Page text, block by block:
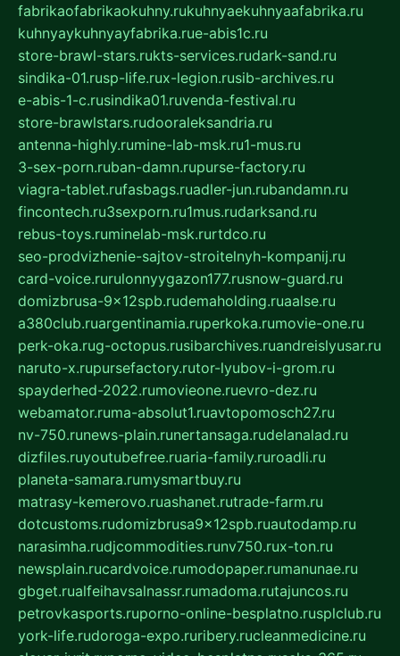
fabrikaofabrikaokuhny.rukuhnyaekuhnyaafabrika.ru
kuhnyaykuhnyayfabrika.rue-abis1c.ru
store-brawl-stars.rukts-services.rudark-sand.ru
sindika-01.rusp-life.rux-legion.rusib-archives.ru
e-abis-1-c.rusindika01.ruvenda-festival.ru
store-brawlstars.rudooraleksandria.ru
antenna-highly.rumine-lab-msk.ru1-mus.ru
3-sex-porn.ruban-damn.rupurse-factory.ru
viagra-tablet.rufasbags.ruadler-jun.rubandamn.ru
fincontech.ru3sexporn.ru1mus.rudarksand.ru
rebus-toys.ruminelab-msk.rurtdco.ru
seo-prodvizhenie-sajtov-stroitelnyh-kompanij.ru
card-voice.rurulonnyygazon177.rusnow-guard.ru
domizbrusa-9x12spb.rudemaholding.ruaalse.ru
a380club.ruargentinamia.ruperkoka.rumovie-one.ru
perk-oka.rug-octopus.rusibarchives.ruandreislyusar.ru
naruto-x.rupursefactory.rutor-lyubov-i-grom.ru
spayderhed-2022.rumovieone.ruevro-dez.ru
webamator.ruma-absolut1.ruavtopomosch27.ru
nv-750.runews-plain.runertansaga.rudelanalad.ru
dizfiles.ruyoutubefree.ruaria-family.ruroadli.ru
planeta-samara.rumysmartbuy.ru
matrasy-kemerovo.ruashanet.rutrade-farm.ru
dotcustoms.rudomizbrusa9x12spb.ruautodamp.ru
narasimha.rudjcommodities.runv750.rux-ton.ru
newsplain.rucardvoice.rumodopaper.rumanunae.ru
gbget.rualfeihavsalnassr.rumadoma.rutajuncos.ru
petrovkasports.ruporno-online-besplatno.rusplclub.ru
york-life.rudoroga-expo.ruribery.rucleanmedicine.ru